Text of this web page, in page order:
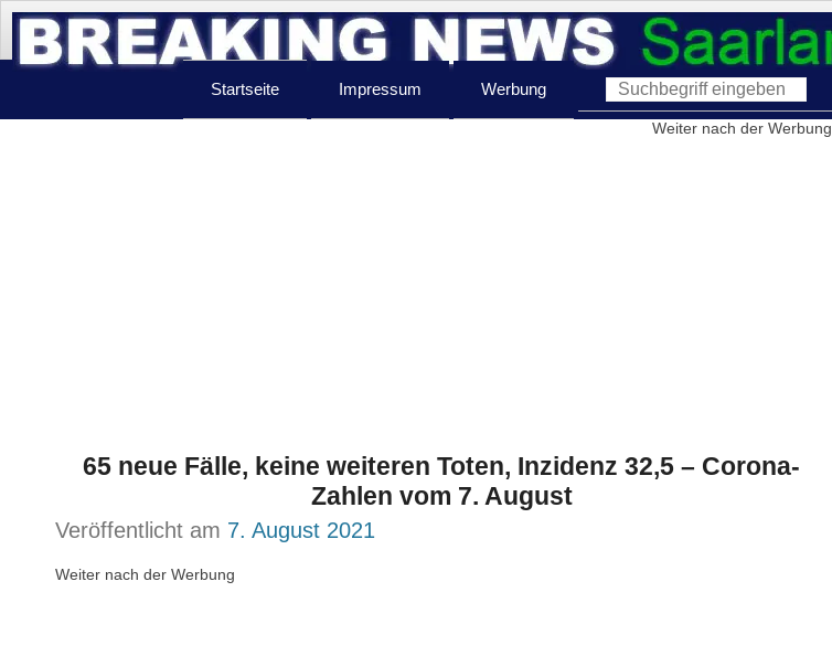
Startseite Impressum Werbung
Weiter nach der Werbung
65 neue Fälle, keine weiteren Toten, Inzidenz 32,5 – Corona-
Zahlen vom 7. August
Veröffentlicht am 7. August 2021
Weiter nach der Werbung